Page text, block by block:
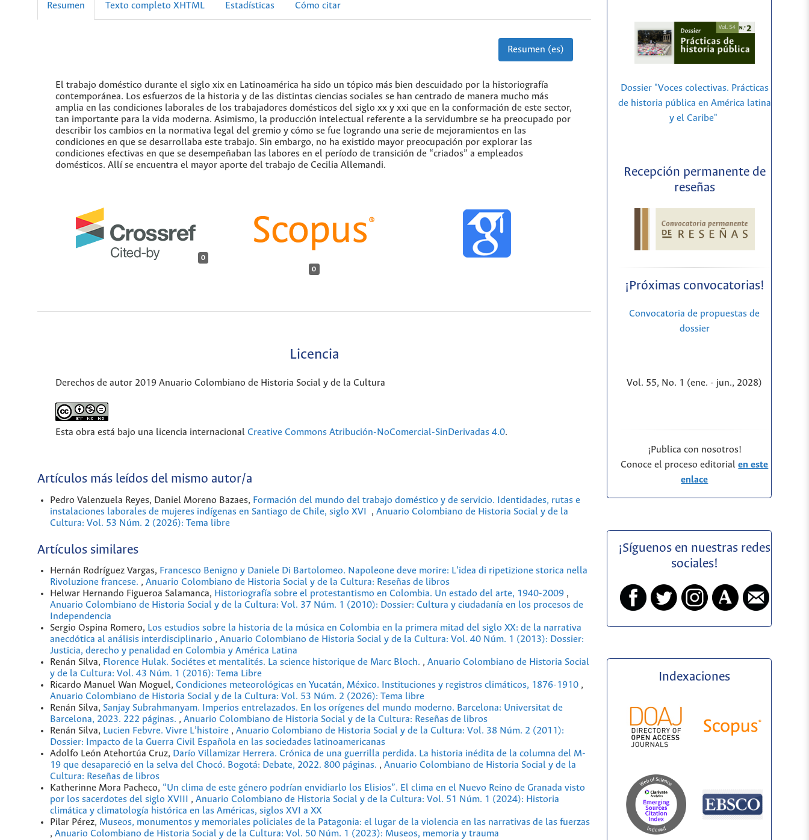
Resumen Texto completo XHTML Estadísticas Cómo citar
Resumen (es)
El trabajo doméstico durante el siglo xix en Latinoamérica ha sido un tópico más bien descuidado por la historiografía
contemporánea. Los esfuerzos de la historia y de las distintas ciencias sociales se han centrado de manera mucho más
amplia en las condiciones laborales de los trabajadores domésticos del siglo xx y xxi que en la conformación de este sector,
tan importante para la vida moderna. Asimismo, la producción intelectual referente a la servidumbre se ha preocupado por
describir los cambios en la normativa legal del gremio y cómo se fue logrando una serie de mejoramientos en las
condiciones en que se desarrollaba este trabajo. Sin embargo, no ha existido mayor preocupación por explorar las
condiciones efectivas en que se desempeñaban las labores en el período de transición de “criados” a empleados
domésticos. Allí se encuentra el mayor aporte del trabajo de Cecilia Allemandi.
0
0
Licencia
Derechos de autor 2019 Anuario Colombiano de Historia Social y de la Cultura
Esta obra está bajo una licencia internacional Creative Commons Atribución-NoComercial-SinDerivadas 4.0.
Artículos más leídos del mismo autor/a
Pedro Valenzuela Reyes, Daniel Moreno Bazaes, Formación del mundo del trabajo doméstico y de servicio. Identidades, rutas e
instalaciones laborales de mujeres indígenas en Santiago de Chile, siglo XVI , Anuario Colombiano de Historia Social y de la
Cultura: Vol. 53 Núm. 2 (2026): Tema libre
Artículos similares
Hernán Rodríguez Vargas, Francesco Benigno y Daniele Di Bartolomeo. Napoleone deve morire: L’idea di ripetizione storica nella
Rivoluzione francese. , Anuario Colombiano de Historia Social y de la Cultura: Reseñas de libros
Helwar Hernando Figueroa Salamanca, Historiografía sobre el protestantismo en Colombia. Un estado del arte, 1940-2009 ,
Anuario Colombiano de Historia Social y de la Cultura: Vol. 37 Núm. 1 (2010): Dossier: Cultura y ciudadanía en los procesos de
Independencia
Sergio Ospina Romero, Los estudios sobre la historia de la música en Colombia en la primera mitad del siglo XX: de la narrativa
anecdótica al análisis interdisciplinario , Anuario Colombiano de Historia Social y de la Cultura: Vol. 40 Núm. 1 (2013): Dossier:
Justicia, derecho y penalidad en Colombia y América Latina
Renán Silva, Florence Hulak. Sociétes et mentalités. La science historique de Marc Bloch. , Anuario Colombiano de Historia Social
y de la Cultura: Vol. 43 Núm. 1 (2016): Tema Libre
Ricardo Manuel Wan Moguel, Condiciones meteorológicas en Yucatán, México. Instituciones y registros climáticos, 1876-1910 ,
Anuario Colombiano de Historia Social y de la Cultura: Vol. 53 Núm. 2 (2026): Tema libre
Renán Silva, Sanjay Subrahmanyam. Imperios entrelazados. En los orígenes del mundo moderno. Barcelona: Universitat de
Barcelona, 2023. 222 páginas. , Anuario Colombiano de Historia Social y de la Cultura: Reseñas de libros
Renán Silva, Lucien Febvre. Vivre L’histoire , Anuario Colombiano de Historia Social y de la Cultura: Vol. 38 Núm. 2 (2011):
Dossier: Impacto de la Guerra Civil Española en las sociedades latinoamericanas
Adolfo León Atehortúa Cruz, Darío Villamizar Herrera. Crónica de una guerrilla perdida. La historia inédita de la columna del M-
19 que desapareció en la selva del Chocó. Bogotá: Debate, 2022. 800 páginas. , Anuario Colombiano de Historia Social y de la
Cultura: Reseñas de libros
Katherinne Mora Pacheco, “Un clima de este género podrían envidiarlo los Elisios”. El clima en el Nuevo Reino de Granada visto
por los sacerdotes del siglo XVIII , Anuario Colombiano de Historia Social y de la Cultura: Vol. 51 Núm. 1 (2024): Historia
climática y climatología histórica en las Américas, siglos XVI a XX
Pilar Pérez, Museos, monumentos y memoriales policiales de la Patagonia: el lugar de la violencia en las narrativas de las fuerzas
, Anuario Colombiano de Historia Social y de la Cultura: Vol. 50 Núm. 1 (2023): Museos, memoria y trauma
Dossier "Voces colectivas. Prácticas
de historia pública en América latina
y el Caribe"
Recepción permanente de
reseñas
¡Próximas convocatorias!
Convocatoria de propuestas de
dossier
Vol. 55, No. 1 (ene. - jun., 2028)
¡Publica con nosotros!
Conoce el proceso editorialen este
enlace
¡Síguenos en nuestras redes
sociales!
Indexaciones